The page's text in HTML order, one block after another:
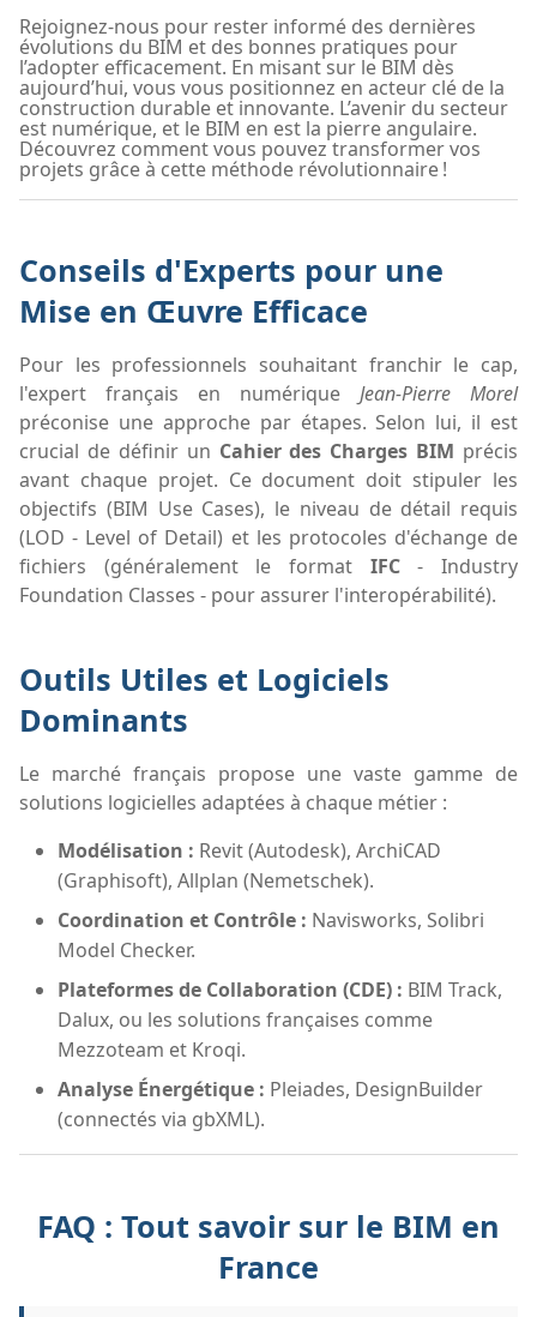
Rejoignez-nous pour rester informé des dernières
évolutions du BIM et des bonnes pratiques pour
l’adopter efficacement. En misant sur le BIM dès
aujourd’hui, vous vous positionnez en acteur clé de la
construction durable et innovante. L’avenir du secteur
est numérique, et le BIM en est la pierre angulaire.
Découvrez comment vous pouvez transformer vos
projets grâce à cette méthode révolutionnaire !
Conseils d'Experts pour une
Mise en Œuvre Efficace
Pour les professionnels souhaitant franchir le cap,
l'expert français en numérique Jean-Pierre Morel
préconise une approche par étapes. Selon lui, il est
crucial de définir un Cahier des Charges BIM précis
avant chaque projet. Ce document doit stipuler les
objectifs (BIM Use Cases), le niveau de détail requis
(LOD - Level of Detail) et les protocoles d'échange de
fichiers (généralement le format IFC- Industry
Foundation Classes - pour assurer l'interopérabilité).
Outils Utiles et Logiciels
Dominants
Le marché français propose une vaste gamme de
solutions logicielles adaptées à chaque métier :
Modélisation : Revit (Autodesk), ArchiCAD
(Graphisoft), Allplan (Nemetschek).
Coordination et Contrôle : Navisworks, Solibri
Model Checker.
Plateformes de Collaboration (CDE) : BIM Track,
Dalux, ou les solutions françaises comme
Mezzoteam et Kroqi.
Analyse Énergétique : Pleiades, DesignBuilder
(connectés via gbXML).
FAQ : Tout savoir sur le BIM en
France